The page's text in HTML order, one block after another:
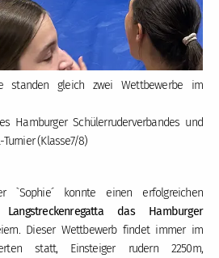
standen gleich zwei Wettbewerbe im
Hamburger Schülerruderverbandes und
(Klasse7/8)
`Sophie´ konnte einen erfolgreichen
Langstreckenregatta das Hamburger
Dieser Wettbewerb findet immer im
statt, Einsteiger rudern 2250m,